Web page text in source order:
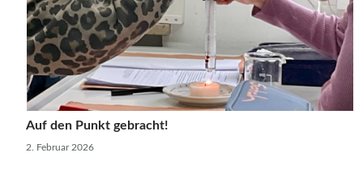
Auf den Punkt gebracht!
2. Februar 2026